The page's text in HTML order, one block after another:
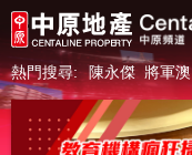
熱門搜尋: 陳永傑 將軍澳